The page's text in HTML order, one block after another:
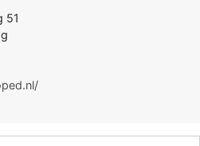
51